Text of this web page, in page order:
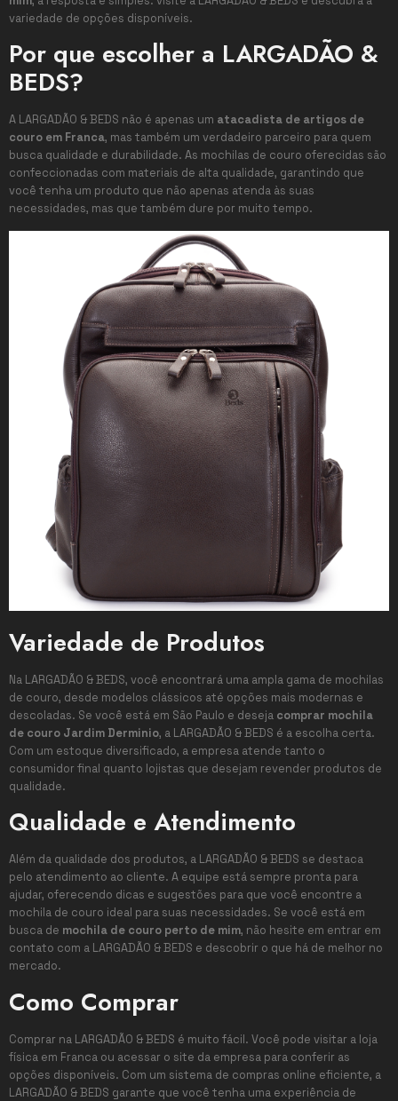
variedade de opções disponíveis.
Por que escolher a LARGADÃO &
BEDS?
A LARGADÃO & BEDS não é apenas um atacadista de artigos de
couro em Franca, mas também um verdadeiro parceiro para quem
busca qualidade e durabilidade. As mochilas de couro oferecidas são
confeccionadas com materiais de alta qualidade, garantindo que
você tenha um produto que não apenas atenda às suas
necessidades, mas que também dure por muito tempo.
Variedade de Produtos
Na LARGADÃO & BEDS, você encontrará uma ampla gama de mochilas
de couro, desde modelos clássicos até opções mais modernas e
descoladas. Se você está em São Paulo e deseja comprar mochila
de couro Jardim Derminio, a LARGADÃO & BEDS é a escolha certa.
Com um estoque diversificado, a empresa atende tanto o
consumidor final quanto lojistas que desejam revender produtos de
qualidade.
Qualidade e Atendimento
Além da qualidade dos produtos, a LARGADÃO & BEDS se destaca
pelo atendimento ao cliente. A equipe está sempre pronta para
ajudar, oferecendo dicas e sugestões para que você encontre a
mochila de couro ideal para suas necessidades. Se você está em
busca de mochila de couro perto de mim, não hesite em entrar em
contato com a LARGADÃO & BEDS e descobrir o que há de melhor no
mercado.
Como Comprar
Comprar na LARGADÃO & BEDS é muito fácil. Você pode visitar a loja
física em Franca ou acessar o site da empresa para conferir as
opções disponíveis. Com um sistema de compras online eficiente, a
LARGADÃO & BEDS garante que você tenha uma experiência de